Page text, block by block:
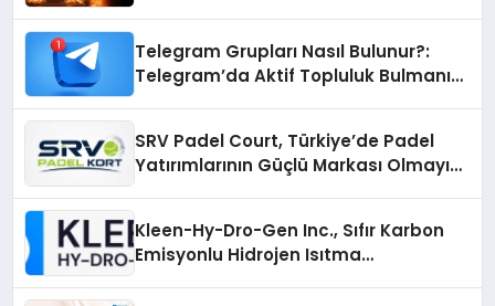
Telegram Grupları Nasıl Bulunur?:
Telegram’da Aktif Topluluk Bulmanın
SRV Padel Court, Türkiye’de Padel
Yatırımlarının Güçlü Markası Olmayı
Kleen-Hy-Dro-Gen Inc., Sıfır Karbon
Emisyonlu Hidrojen Isıtma